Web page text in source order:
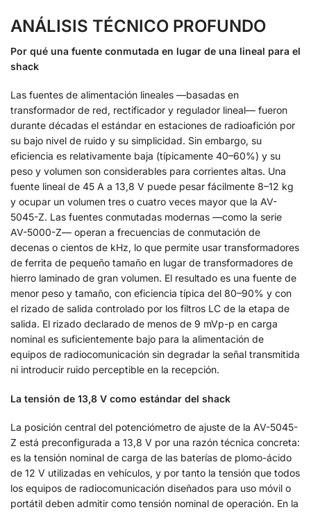
ANÁLISIS TÉCNICO PROFUNDO
Por qué una fuente conmutada en lugar de una lineal para el
shack
Las fuentes de alimentación lineales —basadas en
transformador de red, rectificador y regulador lineal— fueron
durante décadas el estándar en estaciones de radioafición por
su bajo nivel de ruido y su simplicidad. Sin embargo, su
eficiencia es relativamente baja (típicamente 40–60%) y su
peso y volumen son considerables para corrientes altas. Una
fuente lineal de 45 A a 13,8 V puede pesar fácilmente 8–12 kg
y ocupar un volumen tres o cuatro veces mayor que la AV-
5045-Z. Las fuentes conmutadas modernas —como la serie
AV-5000-Z— operan a frecuencias de conmutación de
decenas o cientos de kHz, lo que permite usar transformadores
de ferrita de pequeño tamaño en lugar de transformadores de
hierro laminado de gran volumen. El resultado es una fuente de
menor peso y tamaño, con eficiencia típica del 80–90% y con
el rizado de salida controlado por los filtros LC de la etapa de
salida. El rizado declarado de menos de 9 mVp-p en carga
nominal es suficientemente bajo para la alimentación de
equipos de radiocomunicación sin degradar la señal transmitida
ni introducir ruido perceptible en la recepción.
La tensión de 13,8 V como estándar del shack
La posición central del potenciómetro de ajuste de la AV-5045-
Z está preconfigurada a 13,8 V por una razón técnica concreta:
es la tensión nominal de carga de las baterías de plomo-ácido
de 12 V utilizadas en vehículos, y por tanto la tensión que todos
los equipos de radiocomunicación diseñados para uso móvil o
portátil deben admitir como tensión nominal de operación. En la